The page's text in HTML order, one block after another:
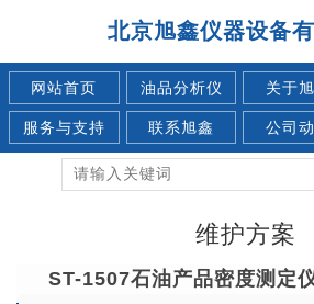
北京旭鑫仪器设备
网站首页 油品分析仪 关于
服务与支持 联系旭鑫 公司
维护方案
ST-1507石油产品密度测定